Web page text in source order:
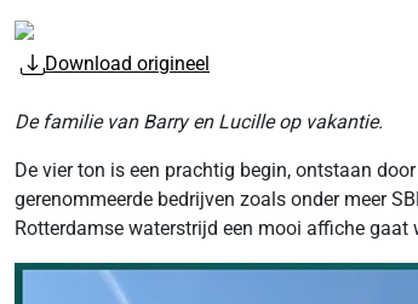
Download origineel
De familie van Barry en Lucille op vakantie.
De vier ton is een prachtig begin, ontstaan
gerenommeerde bedrijven zoals onder meer
Rotterdamse waterstrijd een mooi affiche gaat